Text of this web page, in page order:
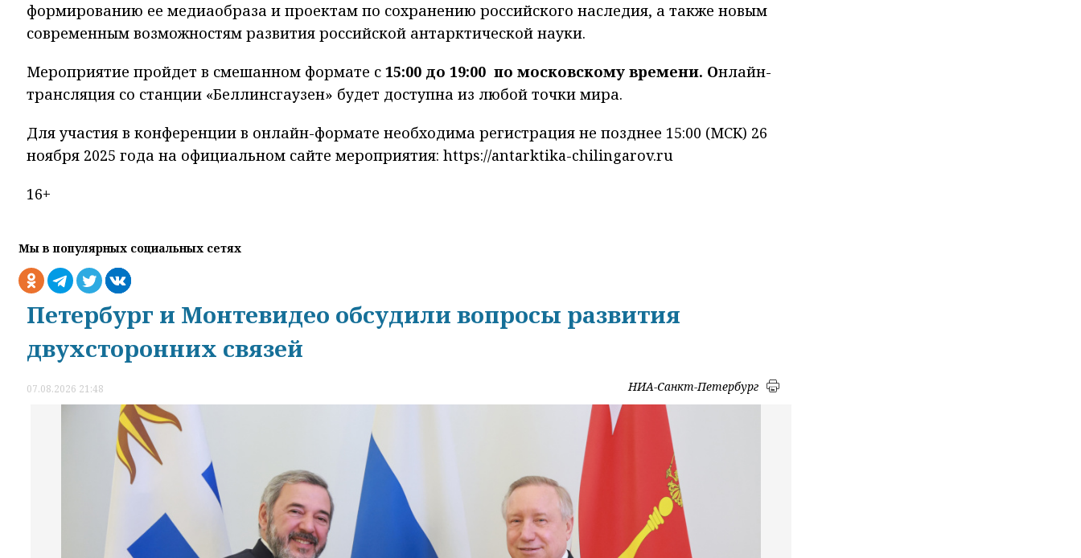
формированию ее медиаобраза и проектам по сохранению российского наследия, а также новым
современным возможностям развития российской антарктической науки.
Мероприятие пройдет в смешанном формате с 15:00 до 19:00 по московскому времени. Онлайн-
трансляция со станции «Беллинсгаузен» будет доступна из любой точки мира.
Для участия в конференции в онлайн-формате необходима регистрация не позднее 15:00 (МСК) 26
ноября 2025 года на официальном сайте мероприятия: https://antarktika-chilingarov.ru
16+
Мы в популярных социальных сетях
Петербург и Монтевидео обсудили вопросы развития
двухсторонних связей
07.08.2026 21:48 НИА-Санкт-Петербург